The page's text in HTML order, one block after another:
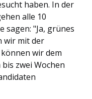
haben. In der
alle 10
sagen: "Ja, grünes
wir mit der
wir dem
zwei Wochen